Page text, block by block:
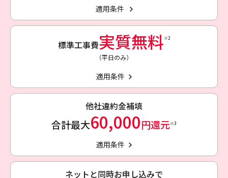
適用条件
標準工事費実質無料※2
（平日のみ）
適用条件
他社違約金補填
合計最大60,000円還元※3
適用条件
ネットと同時お申し込みで